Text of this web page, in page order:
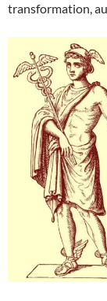
transformation,